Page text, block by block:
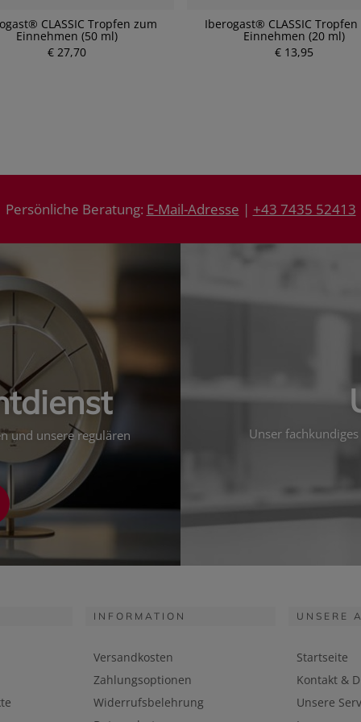
CLASSIC Tropfen zum
Einnehmen (50 ml)
€ 27,70
Iberogast® CLASSIC
Einnehmen (20 ml)
€ 13,95
Persönliche Beratung: E-Mail-Adresse | +43 7435 52413
und unsere regulären Unser
INFORMATION
Versandkosten
Zahlungsoptionen
Widerrufsbelehrung
UNSERE
Startseite
Kontakt &
Unsere